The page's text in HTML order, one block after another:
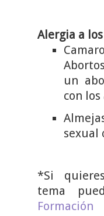
Alergia a
un
con
sexual
*Si
tema